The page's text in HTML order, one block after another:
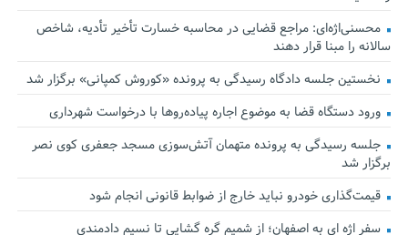
محسنی‌اژه‌ای: مراجع قضایی در محاسبه خسارت تأخیر تأدیه، شاخص
سالانه را مبنا قرار دهند
نخستین جلسه دادگاه رسیدگی به پرونده «کوروش کمپانی» برگزار شد
ورود دستگاه قضا به موضوع اجاره پیاده‌روها با درخواست شهرداری
جلسه رسیدگی به پرونده متهمان آتش‌سوزی مسجد جعفری کوی نصر
برگزار شد
قیمت‌گذاری خودرو نباید خارج از ضوابط قانونی انجام شود
سفر اژه ای به اصفهان؛ از شمیم گره گشایی تا نسیم دادمندی